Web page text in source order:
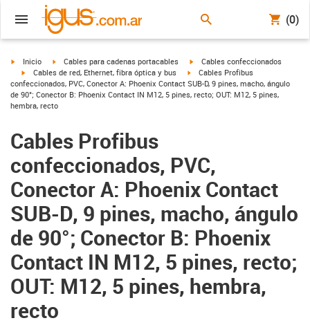
(0)
igus-icon-arrow-right
Inicio igus-icon-arrow-right
Cables para cadenas portacables igus-icon-arrow-right
Cables confeccionados
igus-icon-arrow-right
Cables de red, Ethernet, fibra óptica y bus igus-icon-arrow-right
Cables Profibus
confeccionados, PVC, Conector A: Phoenix Contact SUB-D, 9 pines, macho, ángulo
de 90°; Conector B: Phoenix Contact IN M12, 5 pines, recto; OUT: M12, 5 pines,
hembra, recto
Cables Profibus
confeccionados, PVC,
Conector A: Phoenix Contact
SUB-D, 9 pines, macho, ángulo
de 90°; Conector B: Phoenix
Contact IN M12, 5 pines, recto;
OUT: M12, 5 pines, hembra,
recto